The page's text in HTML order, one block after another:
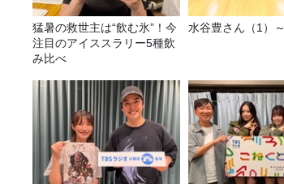
猛暑の救世主は“飲む氷”！今
注目のアイススラリー5種飲
み比べ
水谷豊さん（1）～